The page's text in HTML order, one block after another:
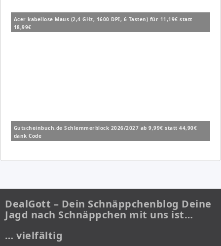
Acer kabellose Maus (2,4 GHz, 1600 DPI, 6 Tasten) für 11,19€ statt
18,99€
Gutscheinbuch.de Schlemmerblock 2026/2027 ab 9,99€ statt 44,90€
dank Code
DealGott – Dein Schnäppchenblog Deine
Jagd nach Schnäppchen mit uns ist…
… vielfältig